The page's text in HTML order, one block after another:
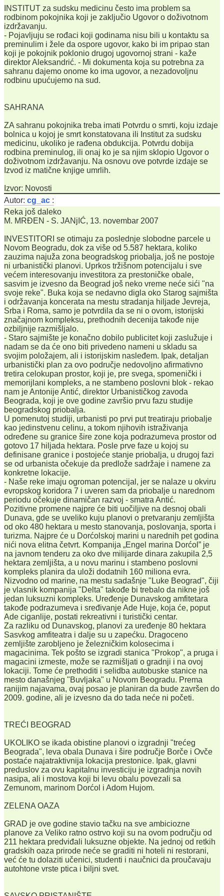
INSTITUT za sudsku medicinu često ima problem sa
rodbinom pokojnika koji je zaključio Ugovor o doživotnom
izdržavanju.
- Pojavljuju se rođaci koji godinama nisu bili u kontaktu sa
preminulim i žele da ospore ugovor, kako bi im pripao stan
koji je pokojnik poklonio drugoj ugovornoj strani - kaže
direktor Aleksandrić. - Mi dokumenta koja su potrebna za
sahranu dajemo onome ko ima ugovor, a nezadovoljnu
rodbinu upućujemo na sud.
SAHRANA
ZA sahranu pokojnika treba imati Potvrdu o smrti, koju izdaje
bolnica u kojoj je smrt konstatovana ili Institut za sudsku
medicinu, ukoliko je rađena obdukcija. Potvrdu dobija
rodbina preminulog, ili onaj ko je sa njim sklopio Ugovor o
doživotnom izdržavanju. Na osnovu ove potvrde izdaje se
Izvod iz matične knjige umrlih.
Izvor: Novosti
Autor: cg_ac :
Reka još daleko
M. MRĐEN - S. JANjIĆ, 13. novembar 2007
INVESTITORI se otimaju za poslednje slobodne parcele u
Novom Beogradu, dok za više od 5.587 hektara, koliko
zauzima najuža zona beogradskog priobalja, još ne postoje
ni urbanistički planovi. Uprkos tržišnom potencijalu i sve
većem interesovanju investitora za prestoničke obale,
sasvim je izvesno da Beograd još neko vreme neće sići "na
svoje reke". Buka koja se nedavno digla oko Starog sajmišta
i održavanja koncerata na mestu stradanja hiljade Jevreja,
Srba i Roma, samo je potvrdila da se ni o ovom, istorijski
značajnom kompleksu, prethodnih decenija takođe nije
ozbiljnije razmišljalo.
- Staro sajmište je konačno dobilo publicitet koji zaslužuje i
nadam se da će ono biti privedeno nameni u skladu sa
svojim položajem, ali i istorijskim nasleđem. Ipak, detaljan
urbanistički plan za ovo područje nedovoljno afirmativno
tretira celokupan prostor, koji je, pre svega, spomenički i
memorijlani kompleks, a ne stambeno poslovni blok - rekao
nam je Antonije Antić, direktor Urbanističkog zavoda
Beograda, koji je ove godine završio prvu fazu studije
beogradskog priobalja.
U pomenutoj studiji, urbanisti po prvi put treatiraju priobalje
kao jedinstvenu celinu, a tokom njihovih istraživanja
određene su granice šire zone koja podrazumeva prostor od
gotovo 17 hiljada hektara. Posle prve faze u kojoj su
definisane granice i postojeće stanje priobalja, u drugoj fazi
se od urbanista očekuje da predlože sadržaje i namene za
konkretne lokacije.
- Naše reke imaju ogroman potencijal, jer se nalaze u okviru
evropskog koridora 7 i uveren sam da priobalje u narednom
periodu očekuje dinamičan razvoj - smatra Antić.
Pozitivne promene najpre će biti uočiljive na desnoj obali
Dunava, gde se uveliko kuju planovi o pretvaranju zemljišta
od oko 480 hektara u mesto stanovanja, poslovanja, sporta i
turizma. Najpre će u Dorćolskoj marini u narednih pet godina
nići nova elitna četvrt. Kompanija „Engel marina Dorćol” je
na javnom tenderu za oko dve milijarde dinara zakupila 2,5
hektara zemljišta, a u novu marinu i stambeno poslovni
kompleks planira da uloži dodatnih 160 miliona evra.
Nizvodno od marine, na mestu sadašnje "Luke Beograd", čiji
je vlasnik kompanija "Delta" takođe bi trebalo da nikne još
jedan luksuzni kompleks. Uređenje Dunavskog amfitetara
takođe podrazumeva i sređivanje Ade Huje, koja će, poput
Ade ciganlije, postati rekreativni i turistički centar.
Za razliku od Dunavskog, planovi za uređenje 80 hektara
Sasvkog amfiteatra i dalje su u zapećku. Dragoceno
zemljište zarobljeno je železničkim kolosecima i
magacinima. Tek pošto se izgradi stanica "Prokop", a pruga i
magacini izmeste, može se razmišljati o gradnji i na ovoj
lokaciji. Tome će prethoditi i selidba autobuske stanice na
mesto današnjeg "Buvljaka" u Novom Beogradu. Prema
ranijim najavama, ovaj posao je planiran da bude završen do
2009. godine, ali je izvesno da do tada neće ni početi.
TREĆI BEOGRAD
UKOLIKO se ikada obistine planovi o izgradnji "trećeg
Beograda", leva obala Dunava i šire područje Borče i Ovče
postaće najatraktivnija lokacija prestonice. Ipak, glavni
preduslov za ovu kapitalnu investiciju je izgradnja novih
nasipa, ali i mostova koji bi levu obalu povezali sa
Zemunom, marinom Dorćol i Adom Hujom.
ZELENA OAZA
GRAD je ove godine stavio tačku na sve ambiciozne
planove za Veliko ratno ostrvo koji su na ovom području od
211 hektara predviđali luksuzne objekte. Na jednoj od retkih
gradskih oaza prirode neće se graditi ni hoteli ni restorani,
već će tu dolaziti učenici, studenti i naučnici da proučavaju
autohtone vrste ptica i biljni svet.